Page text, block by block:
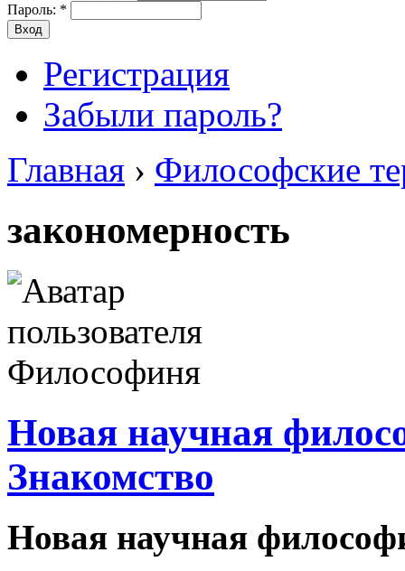
Пароль: *
Регистрация
Забыли пароль?
Главная › Философские
закономерность
Новая научная
Знакомство
Новая научная